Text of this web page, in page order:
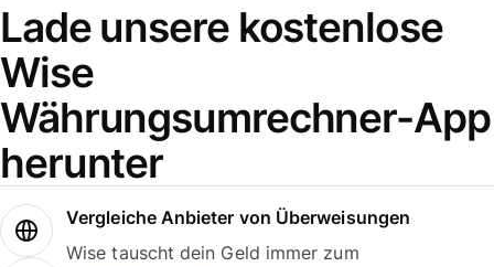
Lade unsere kostenlose
Wise
Währungsumrechner-App
herunter
Vergleiche Anbieter von Überweisungen
Wise tauscht dein Geld immer zum